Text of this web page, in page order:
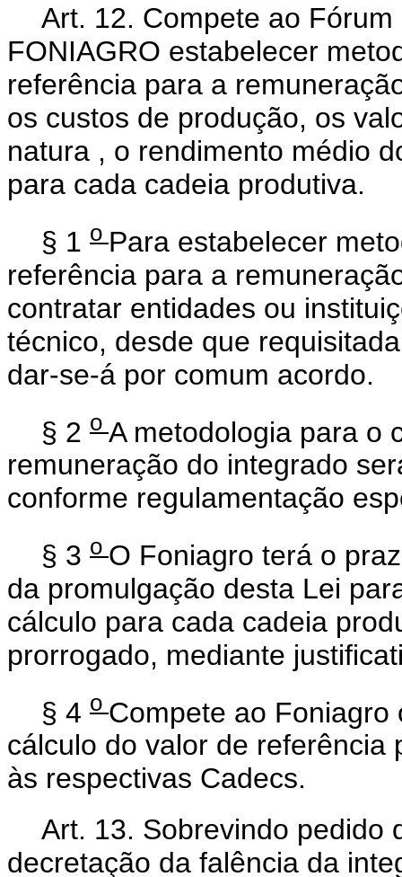
Art. 12. Compete ao
FONIAGRO estabelecer
referência para a
os custos de produção, os
natura , o rendimento médio
para cada cadeia produtiva.
§ 1 o Para estabelecer
referência para a
contratar entidades ou
técnico, desde que
dar-se-á por comum acordo.
§ 2 o A metodologia para o
remuneração do integrado
conforme regulamentação
§ 3 o O Foniagro terá o
da promulgação desta Lei
cálculo para cada cadeia
prorrogado, mediante
§ 4 o Compete ao
cálculo do valor de referência
às respectivas Cadecs.
Art. 13. Sobrevindo pedido
decretação da falência da